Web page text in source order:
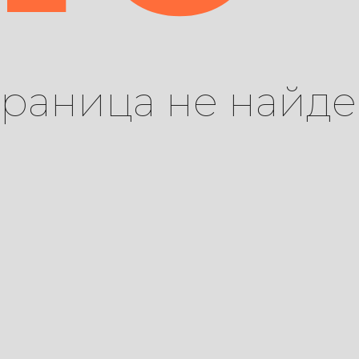
не